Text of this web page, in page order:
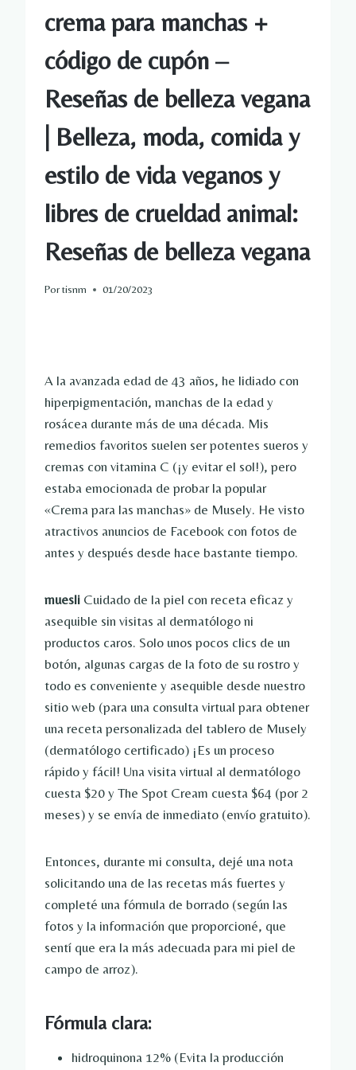
crema para manchas +
código de cupón –
Reseñas de belleza vegana
| Belleza, moda, comida y
estilo de vida veganos y
libres de crueldad animal:
Reseñas de belleza vegana
Portisnm 01/20/2023
A la avanzada edad de 43 años, he lidiado con
hiperpigmentación, manchas de la edad y
rosácea durante más de una década. Mis
remedios favoritos suelen ser potentes sueros y
cremas con vitamina C (¡y evitar el sol!), pero
estaba emocionada de probar la popular
«Crema para las manchas» de Musely. He visto
atractivos anuncios de Facebook con fotos de
antes y después desde hace bastante tiempo.
muesli Cuidado de la piel con receta eficaz y
asequible sin visitas al dermatólogo ni
productos caros. Solo unos pocos clics de un
botón, algunas cargas de la foto de su rostro y
todo es conveniente y asequible desde nuestro
sitio web (para una consulta virtual para obtener
una receta personalizada del tablero de Musely
(dermatólogo certificado) ¡Es un proceso
rápido y fácil! Una visita virtual al dermatólogo
cuesta $20 y The Spot Cream cuesta $64 (por 2
meses) y se envía de inmediato (envío gratuito).
Entonces, durante mi consulta, dejé una nota
solicitando una de las recetas más fuertes y
completé una fórmula de borrado (según las
fotos y la información que proporcioné, que
sentí que era la más adecuada para mi piel de
campo de arroz).
Fórmula clara:
hidroquinona 12% (Evita la producción